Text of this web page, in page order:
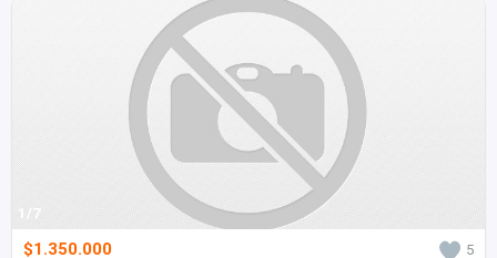
1/7
$1.350.000 5